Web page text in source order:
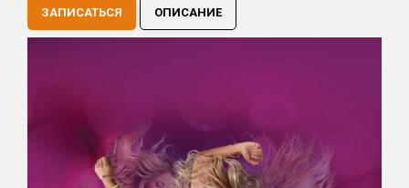
ЗАПИСАТЬСЯ ОПИСАНИЕ